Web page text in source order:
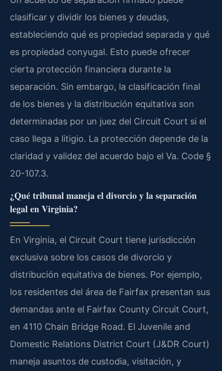
clasificar y dividir los bienes y deudas,
estableciendo qué es propiedad separada y qué
es propiedad conyugal. Esto puede ofrecer
cierta protección financiera durante la
separación. Sin embargo, la clasificación final
de los bienes y la distribución equitativa son
determinadas por un juez del Circuit Court si el
caso llega a litigio. La protección depende de la
claridad y validez del acuerdo bajo el Va. Code §
20-107.3.
¿Qué tribunal maneja el divorcio y la separación
legal en Virginia?
En Virginia, el Circuit Court tiene jurisdicción
exclusiva sobre los casos de divorcio y
distribución equitativa de bienes. Por ejemplo,
los residentes del área de Fairfax presentan sus
demandas ante el Fairfax County Circuit Court,
en 4110 Chain Bridge Road. El Juvenile and
Domestic Relations District Court (J&DR Court)
maneja asuntos de custodia, visitación, y